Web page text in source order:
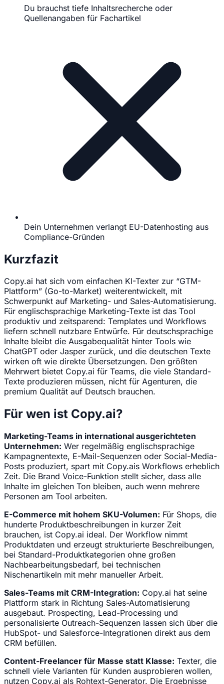
Du brauchst tiefe Inhaltsrecherche oder
Quellenangaben für Fachartikel
Dein Unternehmen verlangt EU-Datenhosting aus
Compliance-Gründen
Kurzfazit
Copy.ai hat sich vom einfachen KI-Texter zur “GTM-
Plattform” (Go-to-Market) weiterentwickelt, mit
Schwerpunkt auf Marketing- und Sales-Automatisierung.
Für englischsprachige Marketing-Texte ist das Tool
produktiv und zeitsparend: Templates und Workflows
liefern schnell nutzbare Entwürfe. Für deutschsprachige
Inhalte bleibt die Ausgabequalität hinter Tools wie
ChatGPT oder Jasper zurück, und die deutschen Texte
wirken oft wie direkte Übersetzungen. Den größten
Mehrwert bietet Copy.ai für Teams, die viele Standard-
Texte produzieren müssen, nicht für Agenturen, die
premium Qualität auf Deutsch brauchen.
Für wen ist Copy.ai?
Marketing-Teams in international ausgerichteten
Unternehmen: Wer regelmäßig englischsprachige
Kampagnentexte, E-Mail-Sequenzen oder Social-Media-
Posts produziert, spart mit Copy.ais Workflows erheblich
Zeit. Die Brand Voice-Funktion stellt sicher, dass alle
Inhalte im gleichen Ton bleiben, auch wenn mehrere
Personen am Tool arbeiten.
E-Commerce mit hohem SKU-Volumen: Für Shops, die
hunderte Produktbeschreibungen in kurzer Zeit
brauchen, ist Copy.ai ideal. Der Workflow nimmt
Produktdaten und erzeugt strukturierte Beschreibungen,
bei Standard-Produktkategorien ohne großen
Nachbearbeitungsbedarf, bei technischen
Nischenartikeln mit mehr manueller Arbeit.
Sales-Teams mit CRM-Integration: Copy.ai hat seine
Plattform stark in Richtung Sales-Automatisierung
ausgebaut. Prospecting, Lead-Processing und
personalisierte Outreach-Sequenzen lassen sich über die
HubSpot- und Salesforce-Integrationen direkt aus dem
CRM befüllen.
Content-Freelancer für Masse statt Klasse: Texter, die
schnell viele Varianten für Kunden ausprobieren wollen,
nutzen Copy.ai als Rohtext-Generator. Die Ergebnisse